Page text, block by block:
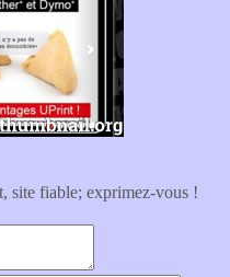
site fiable; exprimez-vous !